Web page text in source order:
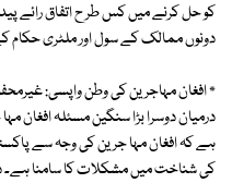
کو حل کرنے میں کس طر ح اتفاق رائے
دونوں ممالک کے سول اور ملٹری حکام
٭ افغان مہاجرین کی وطن واپسی:
درمیان دوسرا بڑا سنگین مسئلہ افغان
ہے کہ افغان مہا جرین کی وجہ سے
کی شناخت میں مشکلات کا سامنا ہے۔